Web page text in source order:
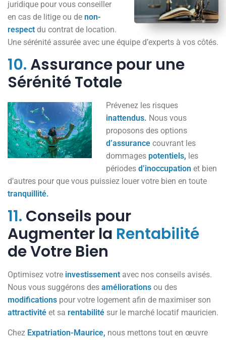
juridique pour vous conseiller
en cas de litige ou de non-
respect du contrat de location.
Une sérénité assurée avec une équipe d’experts à vos côtés.
10. Assurance pour une
Sérénité Totale
Prévenez les risques
inattendus. Nous vous
proposons des options
d’assurance couvrant les
dommages potentiels, les
périodesd’inoccupation et bien
d’autres pour que vous puissiez louer votre bien en toute
tranquillité.
11. Conseils pour
Augmenter la Rentabilité
de Votre Bien
Optimisez votre investissement avec nos conseils avisés.
Nous vous suggérons des améliorations ou des
modifications pour votre logement afin de maximiser son
attractivité et sa rentabilité sur le marché locatif mauricien.
Chez Expatriation-Maurice, nous mettons tout en œuvre